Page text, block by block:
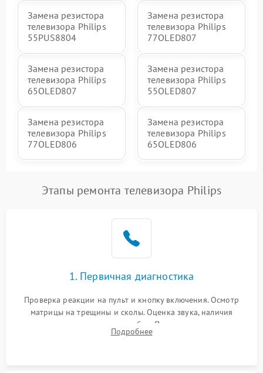
Замена резистора
телевизора Philips
55PUS8804
Замена резистора
телевизора Philips
77OLED807
Замена резистора
телевизора Philips
65OLED807
Замена резистора
телевизора Philips
55OLED807
Замена резистора
телевизора Philips
77OLED806
Замена резистора
телевизора Philips
65OLED806
Этапы ремонта телевизора Philips
1. Первичная диагностика
Проверка реакции на пульт и кнопку включения. Осмотр
матрицы на трещины и сколы. Оценка звука, наличия
подсветки и индикаторов ошибок. Подключение тестовых
источников сигнала для выявления симптомов поломки.
Подробнее